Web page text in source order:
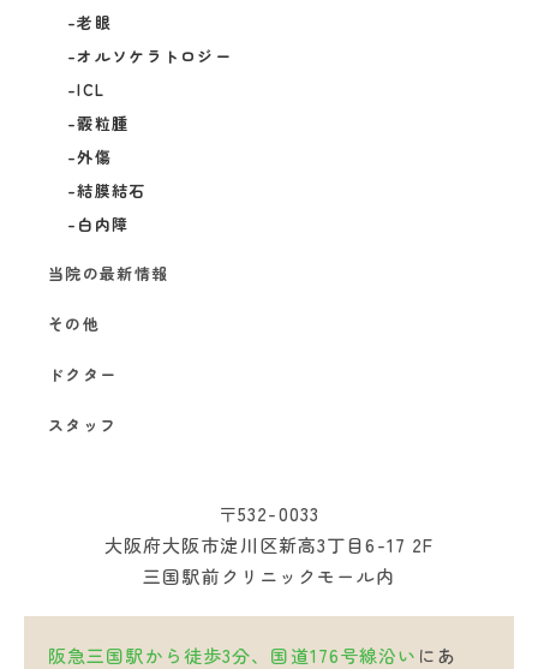
老眼
オルソケラトロジー
ICL
霰粒腫
外傷
結膜結石
白内障
当院の最新情報
その他
ドクター
スタッフ
〒532-0033
大阪府大阪市淀川区新高3丁目6-17 2F
三国駅前クリニックモール内
阪急三国駅から徒歩3分、国道176号線沿い にあ